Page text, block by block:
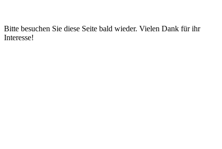
Bitte besuchen Sie diese Seite bald wieder. Vielen Dank für ihr
Interesse!